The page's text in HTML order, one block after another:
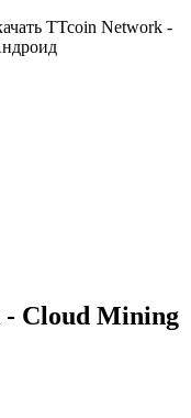
TTcoin Network -
- Cloud Mining